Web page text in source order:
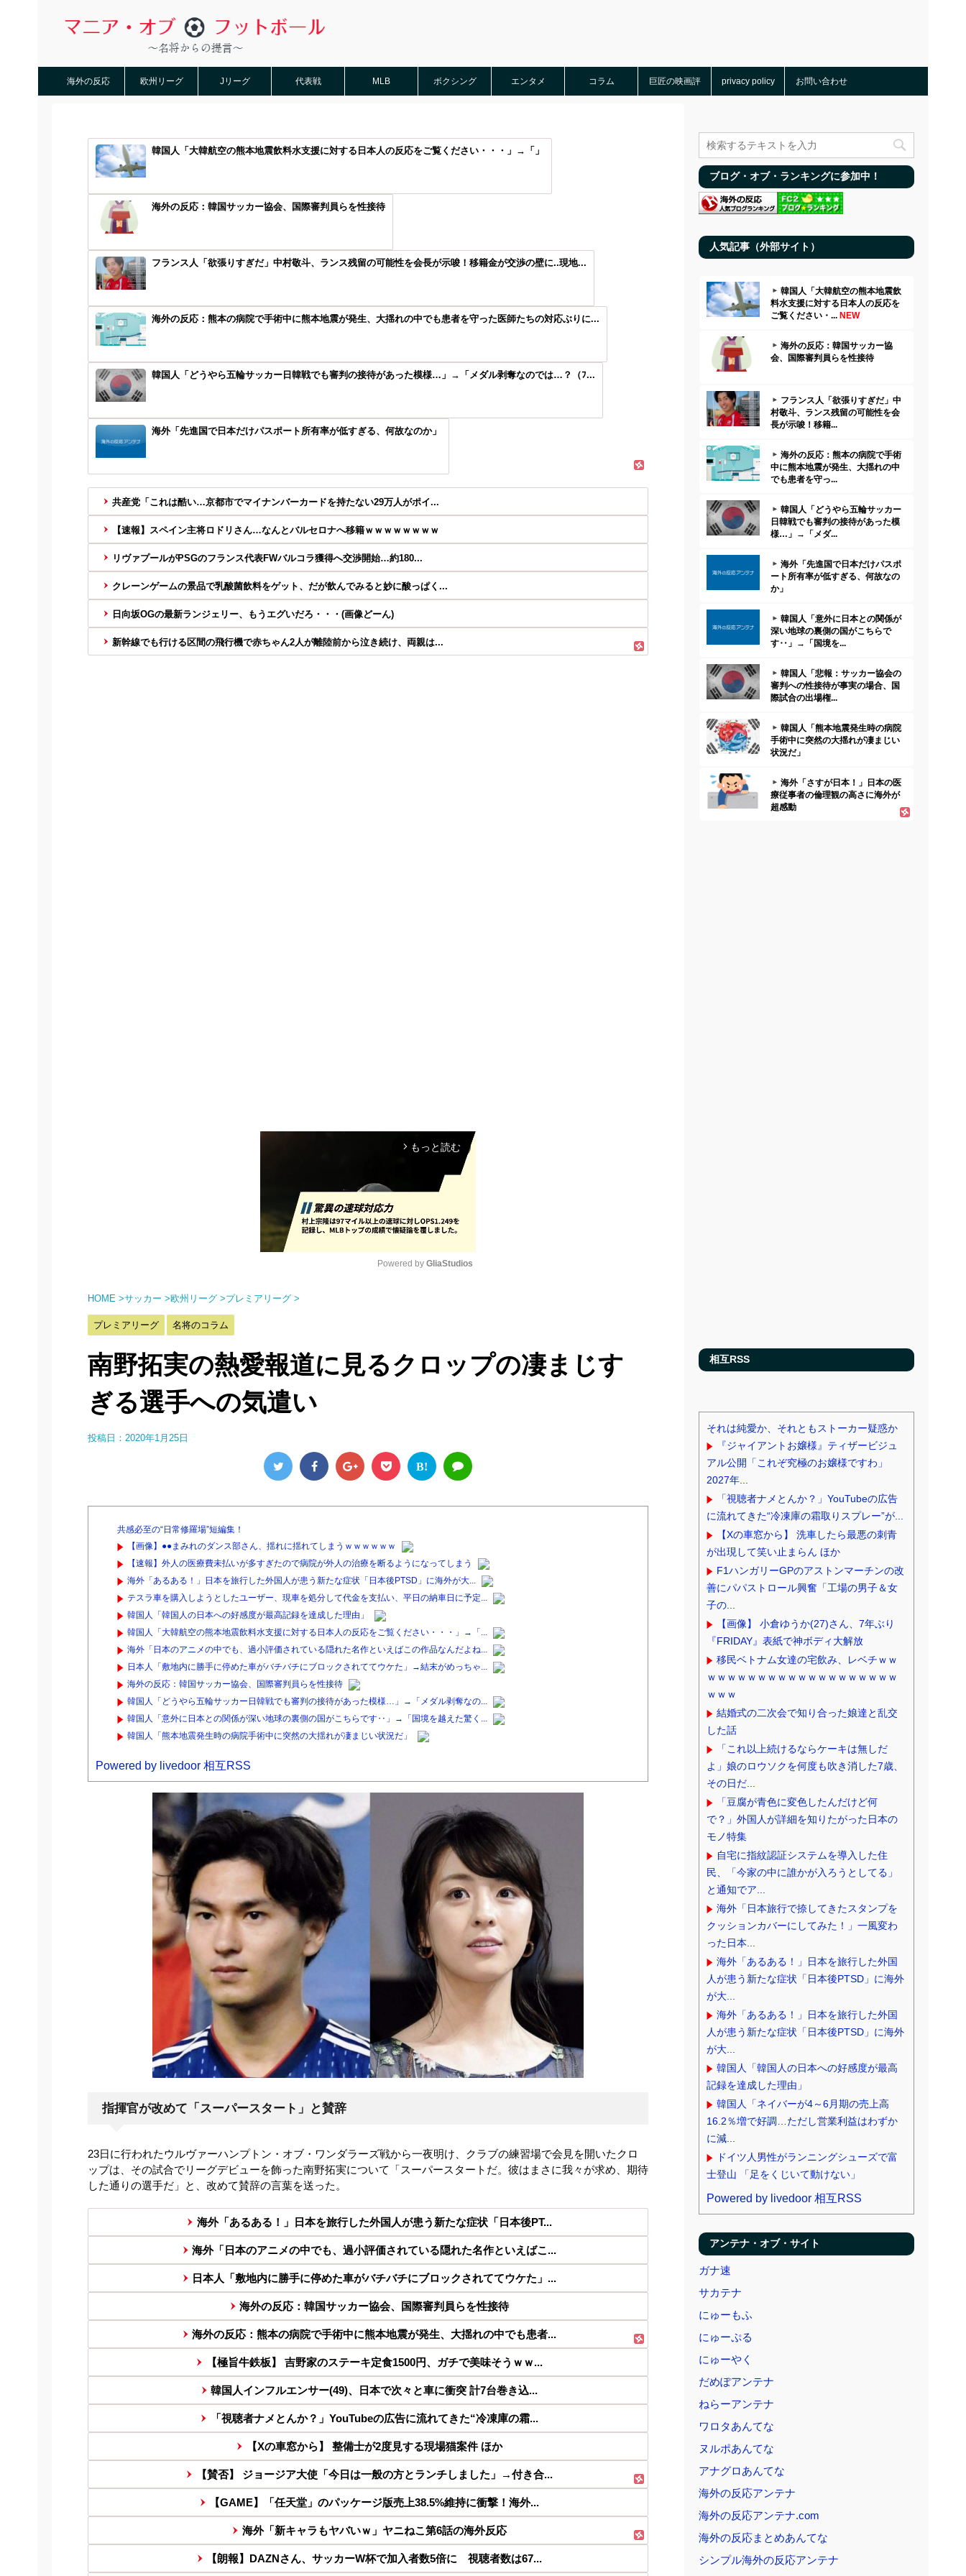
海外の反応 欧州リーグ Jリーグ 代表戦 MLB ボクシング エンタメ コラム 巨匠の映画評 privacy policy お問い合わせ
韓国人「大韓航空の熊本地震飲料水支援に対する日本人の反応をご覧ください・・・」→「」
海外の反応：韓国サッカー協会、国際審判員らを性接待
フランス人「欲張りすぎだ」中村敬斗、ランス残留の可能性を会長が示唆！移籍金が交渉の壁に..現地...
海外の反応：熊本の病院で手術中に熊本地震が発生、大揺れの中でも患者を守った医師たちの対応ぶりに...
韓国人「どうやら五輪サッカー日韓戦でも審判の接待があった模様…」→「メダル剥奪なのでは…？（ﾌ...
海外「先進国で日本だけパスポート所有率が低すぎる、何故なのか」
共産党「これは酷い…京都市でマイナンバーカードを持たない29万人がポイ...
【速報】スペイン主将ロドリさん…なんとバルセロナへ移籍ｗｗｗｗｗｗｗｗ
リヴァプールがPSGのフランス代表FWバルコラ獲得へ交渉開始…約180...
クレーンゲームの景品で乳酸菌飲料をゲット、だが飲んでみると妙に酸っぱく...
日向坂OGの最新ランジェリー、もうエグいだろ・・・(画像どーん)
新幹線でも行ける区間の飛行機で赤ちゃん2人が離陸前から泣き続け、両親は...
arrow_forward_ios もっと読む
e
Powered by GliaStudios
HOME >サッカー >欧州リーグ >プレミアリーグ >
プレミアリーグ 名将のコラム
南野拓実の熱愛報道に見るクロップの凄まじす
ぎる選手への気遣い
投稿日： 2020年1月25日
B!
共感必至の“日常修羅場”短編集！
【画像】●●まみれのダンス部さん、揺れに揺れてしまうｗｗｗｗｗｗ
【速報】外人の医療費未払いが多すぎたので病院が外人の治療を断るようになってしまう
海外「あるある！」日本を旅行した外国人が患う新たな症状「日本後PTSD」に海外が大...
テスラ車を購入しようとしたユーザー、現車を処分して代金を支払い、平日の納車日に予定...
韓国人「韓国人の日本への好感度が最高記録を達成した理由」
韓国人「大韓航空の熊本地震飲料水支援に対する日本人の反応をご覧ください・・・」→「...
海外「日本のアニメの中でも、過小評価されている隠れた名作といえばこの作品なんだよね...
日本人「敷地内に勝手に停めた車がバチバチにブロックされててウケた」→結末がめっちゃ...
海外の反応：韓国サッカー協会、国際審判員らを性接待
韓国人「どうやら五輪サッカー日韓戦でも審判の接待があった模様…」→「メダル剥奪なの...
韓国人「意外に日本との関係が深い地球の裏側の国がこちらです‥」→「国境を越えた驚く...
韓国人「熊本地震発生時の病院手術中に突然の大揺れが凄まじい状況だ」
Powered by livedoor 相互RSS
指揮官が改めて「スーパースタート」と賛辞
23日に行われたウルヴァーハンプトン・オブ・ワンダラーズ戦から一夜明け、クラブの練習場で会見を開いたクロ
ップは、その試合でリーグデビューを飾った南野拓実について「スーパースタートだ。彼はまさに我々が求め、期待
した通りの選手だ」と、改めて賛辞の言葉を送った。
海外「あるある！」日本を旅行した外国人が患う新たな症状「日本後PT...
海外「日本のアニメの中でも、過小評価されている隠れた名作といえばこ...
日本人「敷地内に勝手に停めた車がバチバチにブロックされててウケた」...
海外の反応：韓国サッカー協会、国際審判員らを性接待
海外の反応：熊本の病院で手術中に熊本地震が発生、大揺れの中でも患者...
【極旨牛鉄板】 吉野家のステーキ定食1500円、ガチで美味そうｗｗ...
韓国人インフルエンサー(49)、日本で次々と車に衝突 計7台巻き込...
「視聴者ナメとんか？」YouTubeの広告に流れてきた“冷凍庫の霜...
【Xの車窓から】 整備士が2度見する現場猫案件 ほか
【賛否】 ジョージア大使「今日は一般の方とランチしました」→付き合...
【GAME】「任天堂」のパッケージ版売上38.5%維持に衝撃！海外...
海外「新キャラもヤバいｗ」ヤニねこ第6話の海外反応
【朗報】DAZNさん、サッカーW杯で加入者数5倍に 視聴者数は67...
ブログ・オブ・ランキングに参加中！
人気記事（外部サイト）
韓国人「大韓航空の熊本地震飲
料水支援に対する日本人の反応を
ご覧ください・... NEW
海外の反応：韓国サッカー協
会、国際審判員らを性接待
フランス人「欲張りすぎだ」中
村敬斗、ランス残留の可能性を会
長が示唆！移籍...
海外の反応：熊本の病院で手術
中に熊本地震が発生、大揺れの中
でも患者を守っ...
韓国人「どうやら五輪サッカー
日韓戦でも審判の接待があった模
様…」→「メダ...
海外「先進国で日本だけパスポ
ート所有率が低すぎる、何故なの
か」
韓国人「意外に日本との関係が
深い地球の裏側の国がこちらで
す‥」→「国境を...
韓国人「悲報：サッカー協会の
審判への性接待が事実の場合、国
際試合の出場権...
韓国人「熊本地震発生時の病院
手術中に突然の大揺れが凄まじい
状況だ」
海外「さすが日本！」日本の医
療従事者の倫理観の高さに海外が
超感動
相互RSS
それは純愛か、それともストーカー疑惑か
『ジャイアントお嬢様』ティザービジュ
アル公開「これぞ究極のお嬢様ですわ」
2027年...
「視聴者ナメとんか？」YouTubeの広告
に流れてきた“冷凍庫の霜取りスプレー”が...
【Xの車窓から】 洗車したら最悪の刺青
が出現して笑い止まらん ほか
F1ハンガリーGPのアストンマーチンの改
善にパパストロール興奮「工場の男子＆女
子の...
【画像】 小倉ゆうか(27)さん、7年ぶり
『FRIDAY』表紙で神ボディ大解放
移民ベトナム女達の宅飲み、レベチｗｗ
ｗｗｗｗｗｗｗｗｗｗｗｗｗｗｗｗｗｗｗ
ｗｗｗ
結婚式の二次会で知り合った娘達と乱交
した話
「これ以上続けるならケーキは無しだ
よ」娘のロウソクを何度も吹き消した7歳、
その日だ...
「豆腐が青色に変色したんだけど何
で？」外国人が詳細を知りたがった日本の
モノ特集
自宅に指紋認証システムを導入した住
民、「今家の中に誰かが入ろうとしてる」
と通知でア...
海外「日本旅行で捺してきたスタンプを
クッションカバーにしてみた！」一風変わ
った日本...
海外「あるある！」日本を旅行した外国
人が患う新たな症状「日本後PTSD」に海外
が大...
海外「あるある！」日本を旅行した外国
人が患う新たな症状「日本後PTSD」に海外
が大...
韓国人「韓国人の日本への好感度が最高
記録を達成した理由」
韓国人「ネイバーが4～6月期の売上高
16.2％増で好調…ただし営業利益はわずか
に減...
ドイツ人男性がランニングシューズで富
士登山 「足をくじいて動けない」
Powered by livedoor 相互RSS
アンテナ・オブ・サイト
ガナ速
サカテナ
にゅーもふ
にゅーぷる
にゅーやく
だめぽアンテナ
ねらーアンテナ
ワロタあんてな
ヌルポあんてな
アナグロあんてな
海外の反応アンテナ
海外の反応アンテナ.com
海外の反応まとめあんてな
シンプル海外の反応アンテナ